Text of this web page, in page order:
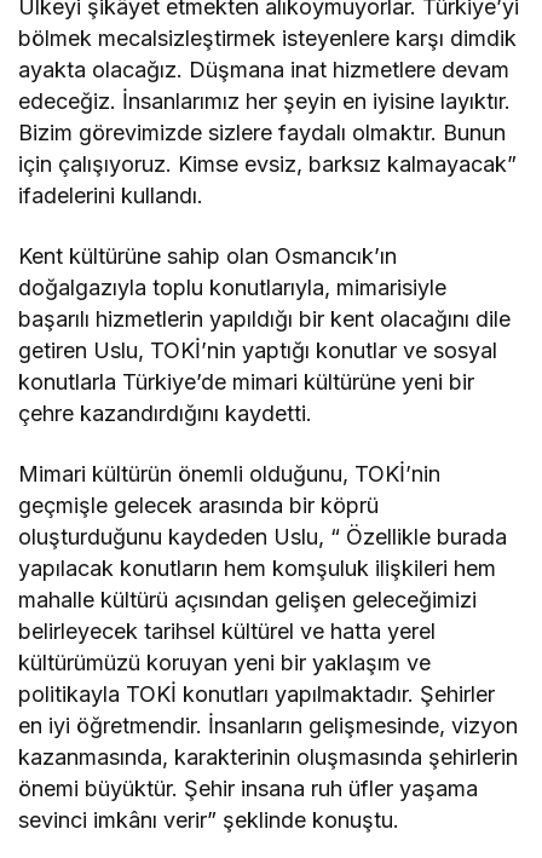
Ülkeyi şikâyet etmekten alıkoymuyorlar. Türkiye’yi
bölmek mecalsizleştirmek isteyenlere karşı dimdik
ayakta olacağız. Düşmana inat hizmetlere devam
edeceğiz. İnsanlarımız her şeyin en iyisine layıktır.
Bizim görevimizde sizlere faydalı olmaktır. Bunun
için çalışıyoruz. Kimse evsiz, barksız kalmayacak”
ifadelerini kullandı.
Kent kültürüne sahip olan Osmancık’ın
doğalgazıyla toplu konutlarıyla, mimarisiyle
başarılı hizmetlerin yapıldığı bir kent olacağını dile
getiren Uslu, TOKİ’nin yaptığı konutlar ve sosyal
konutlarla Türkiye’de mimari kültürüne yeni bir
çehre kazandırdığını kaydetti.
Mimari kültürün önemli olduğunu, TOKİ’nin
geçmişle gelecek arasında bir köprü
oluşturduğunu kaydeden Uslu, “ Özellikle burada
yapılacak konutların hem komşuluk ilişkileri hem
mahalle kültürü açısından gelişen geleceğimizi
belirleyecek tarihsel kültürel ve hatta yerel
kültürümüzü koruyan yeni bir yaklaşım ve
politikayla TOKİ konutları yapılmaktadır. Şehirler
en iyi öğretmendir. İnsanların gelişmesinde, vizyon
kazanmasında, karakterinin oluşmasında şehirlerin
önemi büyüktür. Şehir insana ruh üfler yaşama
sevinci imkânı verir” şeklinde konuştu.